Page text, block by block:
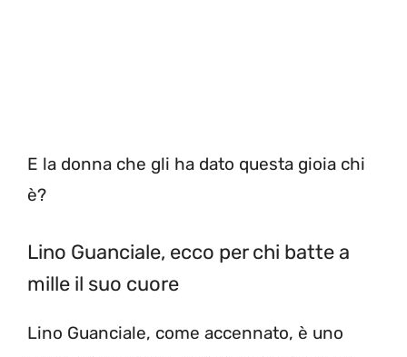
E la donna che gli ha dato questa gioia chi
è?
Lino Guanciale, ecco per chi batte a
mille il suo cuore
Lino Guanciale, come accennato, è uno